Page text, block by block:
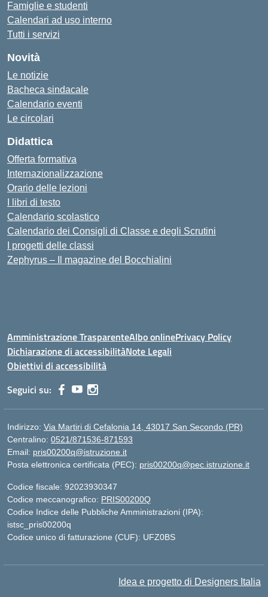
Famiglie e studenti
Calendari ad uso interno
Tutti i servizi
Novità
Le notizie
Bacheca sindacale
Calendario eventi
Le circolari
Didattica
Offerta formativa
Internazionalizzazione
Orario delle lezioni
I libri di testo
Calendario scolastico
Calendario dei Consigli di Classe e degli Scrutini
I progetti delle classi
Zephyrus – Il magazine del Bocchialini
Amministrazione TrasparenteAlbo onlinePrivacy Policy
Dichiarazione di accessibilitàNote Legali
Obiettivi di accessibilità
Seguici su:
Indirizzo: Via Martiri di Cefalonia 14, 43017 San Secondo (PR)
Centralino: 0521/871536-871593
Email: pris00200q@istruzione.it
Posta elettronica certificata (PEC): pris00200q@pec.istruzione.it
Codice fiscale: 92023930347
Codice meccanografico: PRIS00200Q
Codice Indice delle Pubbliche Amministrazioni (IPA):
istsc_pris00200q
Codice unico di fatturazione (CUF): UFZ0BS
Idea e progetto di Designers Italia